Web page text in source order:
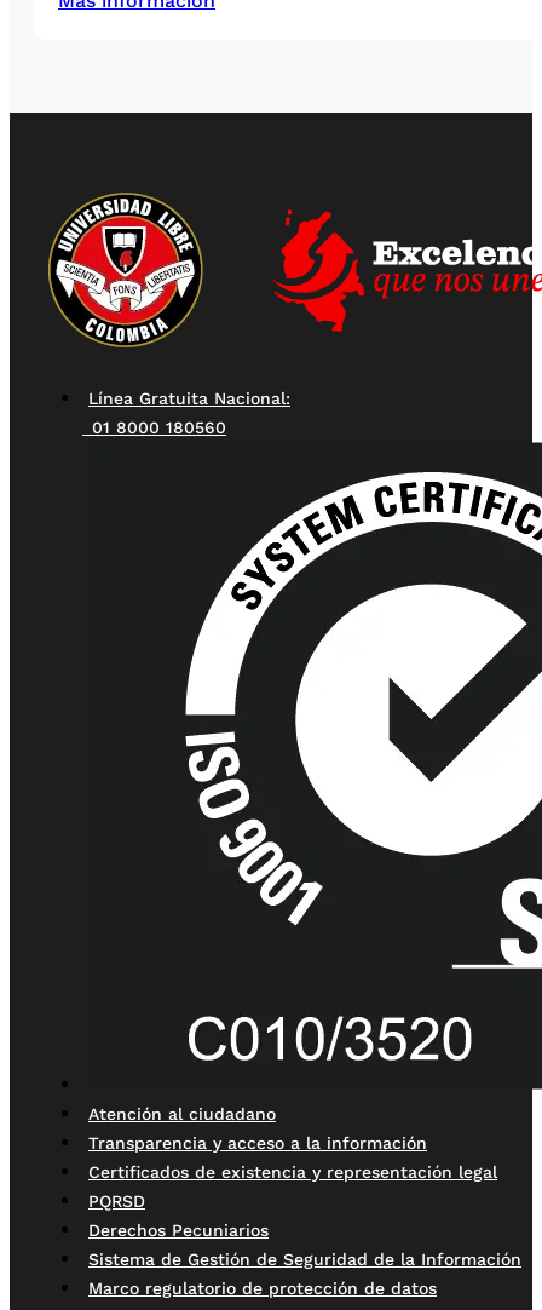
Línea Gratuita Nacional:
01 8000 180560
Atención al ciudadano
Transparencia y acceso a la información
Certificados de existencia y representación legal
PQRSD
Derechos Pecuniarios
Sistema de Gestión de Seguridad de la Información
Marco regulatorio de protección de datos